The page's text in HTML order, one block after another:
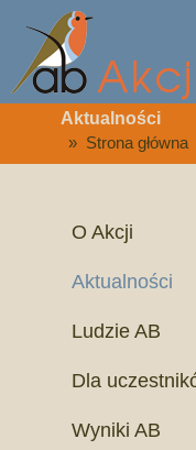
Aktualności
» Strona główna
O Akcji
Aktualności
Ludzie AB
Dla
Wyniki AB